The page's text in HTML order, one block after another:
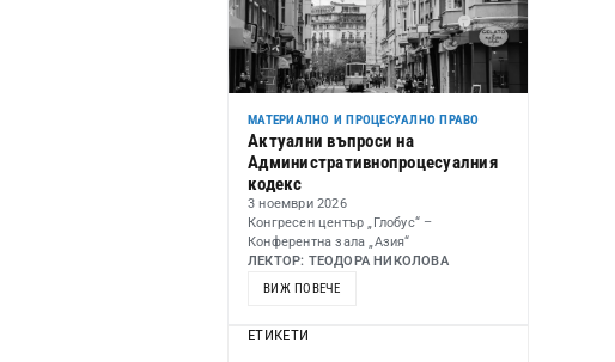
МАТЕРИАЛНО И ПРОЦЕСУАЛНО ПРАВО
Актуални въпроси на
Административнопроцесуалния
кодекс
3 ноември 2026
Конгресен център „Глобус“ –
Конферентна зала „Азия“
ЛЕКТОР: ТЕОДОРА НИКОЛОВА
ВИЖ ПОВЕЧЕ
ЕТИКЕТИ